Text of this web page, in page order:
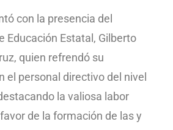
con la presencia del
Educación Estatal, Gilberto
quien refrendó su
el personal directivo del nivel
la valiosa labor
de la formación de las y